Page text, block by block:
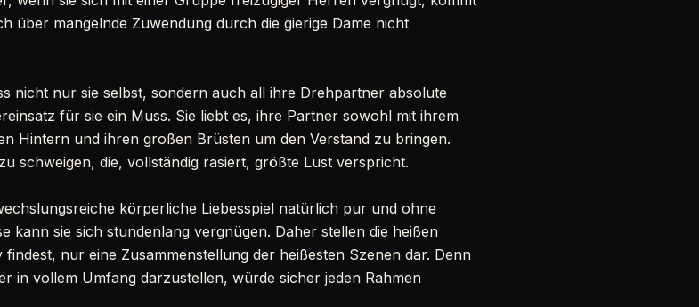
über mangelnde Zuwendung durch die gierige Dame nicht
nicht nur sie selbst, sondern auch all ihre Drehpartner absolute
für sie ein Muss. Sie liebt es, ihre Partner sowohl mit ihrem
Hintern und ihren großen Brüsten um den Verstand zu bringen.
schweigen, die, vollständig rasiert, größte Lust verspricht.
körperliche Liebesspiel natürlich pur und ohne
kann sie sich stundenlang vergnügen. Daher stellen die heißen
nur eine Zusammenstellung der heißesten Szenen dar. Denn
in vollem Umfang darzustellen, würde sicher jeden Rahmen